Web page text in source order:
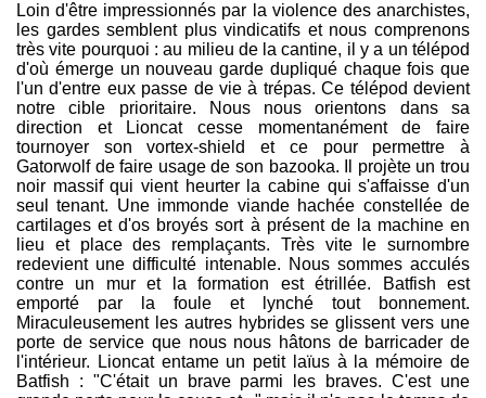
Loin d'être impressionnés par la violence des anarchistes,
les gardes semblent plus vindicatifs et nous comprenons
très vite pourquoi : au milieu de la cantine, il y a un télépod
d'où émerge un nouveau garde dupliqué chaque fois que
l'un d'entre eux passe de vie à trépas. Ce télépod devient
notre cible prioritaire. Nous nous orientons dans sa
direction et Lioncat cesse momentanément de faire
tournoyer son vortex-shield et ce pour permettre à
Gatorwolf de faire usage de son bazooka. Il projète un trou
noir massif qui vient heurter la cabine qui s'affaisse d'un
seul tenant. Une immonde viande hachée constellée de
cartilages et d'os broyés sort à présent de la machine en
lieu et place des remplaçants. Très vite le surnombre
redevient une difficulté intenable. Nous sommes acculés
contre un mur et la formation est étrillée. Batfish est
emporté par la foule et lynché tout bonnement.
Miraculeusement les autres hybrides se glissent vers une
porte de service que nous nous hâtons de barricader de
l'intérieur. Lioncat entame un petit laïus à la mémoire de
Batfish : "C'était un brave parmi les braves. C'est une